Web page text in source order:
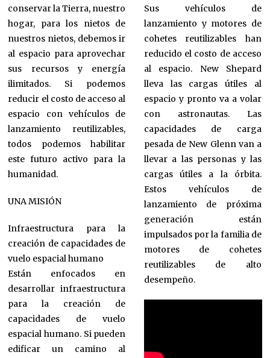
conservar la Tierra, nuestro
hogar, para los nietos de
nuestros nietos, debemos ir
al espacio para aprovechar
sus recursos y energía
ilimitados. Si podemos
reducir el costo de acceso al
espacio con vehículos de
lanzamiento reutilizables,
todos podemos habilitar
este futuro activo para la
humanidad.
UNA MISIÓN
Infraestructura para la
creación de capacidades de
vuelo espacial humano
Están enfocados en
desarrollar infraestructura
para la creación de
capacidades de vuelo
espacial humano. Si pueden
edificar un camino al
Sus vehículos de
lanzamiento y motores de
cohetes reutilizables han
reducido el costo de acceso
al espacio. New Shepard
lleva las cargas útiles al
espacio y pronto va a volar
con astronautas. Las
capacidades de carga
pesada de New Glenn van a
llevar a las personas y las
cargas útiles a la órbita.
Estos vehículos de
lanzamiento de próxima
generación están
impulsados ​​por la familia de
motores de cohetes
reutilizables de alto
desempeño.